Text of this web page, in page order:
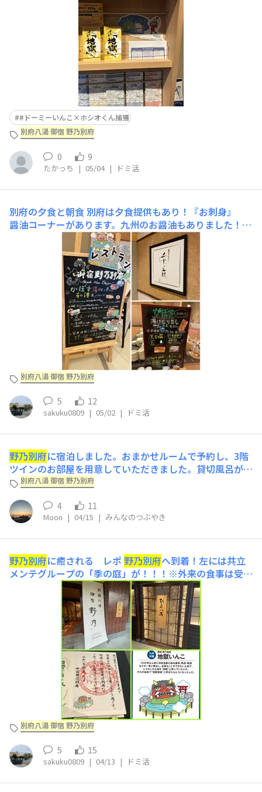
#ドーミーいんこ×ホシオくん捕獲
別府八湯 御宿 野乃別府
0 9
たかっち | 05/04 | ドミ活
別府の夕食と朝食 ​​別府は夕食提供もあり！『お刺身』
醤油コーナーがあります。九州のお醤油もありました！
『湯けむり蒸し』 鳥・海鮮・野菜の蒸し料理が楽しめま
す。ツケタレは四種で味変も！『九州料理』 月替わりで
お品が変わる様です。毎月通ってみては。www『お寿
司』 ネタも厚切りです！『揚げ物』 串揚げが！ お酒
別府八湯 御宿 野乃別府
5 12
sakuku0809 | 05/02 | ドミ活
野乃別府に宿泊しました。おまかせルームで予約し、3階
ツインのお部屋を用意していただきました。貸切風呂がた
くさんあり大人気、おかげで大浴場が空いていたのも良か
スタートとなりました！
別府八湯 御宿 野乃別府
4 11
Moon | 04/15 | みんなのつぶやき
野乃別府に癒される レポ 野乃別府へ到着！左には共立
メンテグループの「季の庭」が！！！※外来の食事は受付
していないとのこと…いざ！館内へ！！！野乃と言えば畳
敷き！ロビーには竹細工が所々にあります！↪︎もし別府の
竹細工に興味ある方は… 『別府市竹細工伝統産業会館』
に行くのがおすすめチェックイン！いざお部屋へ！！！お
部屋お任せで
別府八湯 御宿 野乃別府
5 15
sakuku0809 | 04/13 | ドミ活